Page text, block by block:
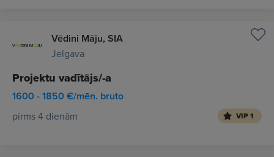
Vēdini Māju, SIA
Jelgava
Projektu vadītājs/-a
1600 - 1850 €/mēn. bruto
pirms 4 dienām VIP 1